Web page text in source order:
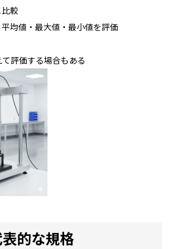
較
均値・最大値・最小値を評価
評価する場合もある
的な規格